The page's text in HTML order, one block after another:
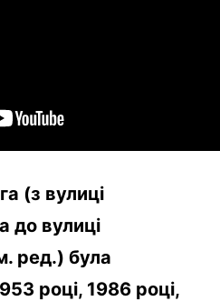
(з вулиці
до вулиці
ред.) була
році, 1986 році,